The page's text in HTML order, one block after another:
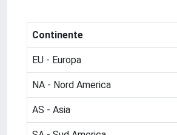
Continente
EU - Europa
NA - Nord America
AS - Asia